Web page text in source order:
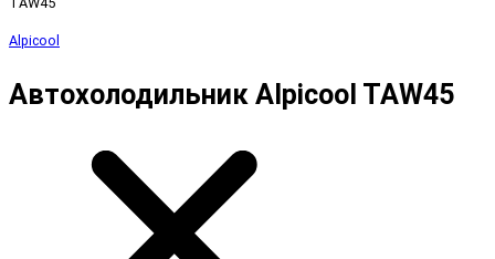
Alpicool
Автохолодильник Alpicool TAW45